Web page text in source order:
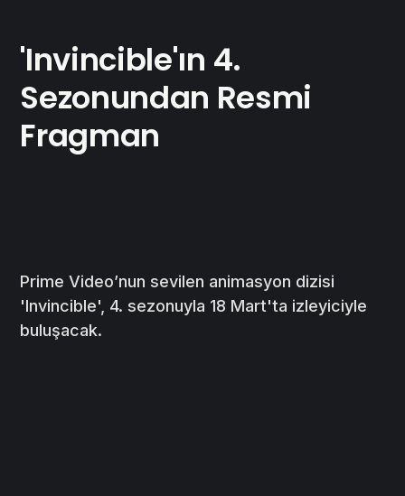
'Invincible'ın 4.
Sezonundan Resmi
Fragman
Prime Video’nun sevilen animasyon dizisi
'Invincible', 4. sezonuyla 18 Mart'ta izleyiciyle
buluşacak.